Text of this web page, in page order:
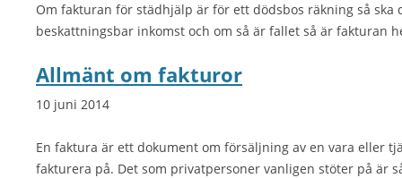
Om fakturan för städhjälp är för ett dödsbos räkning så
beskattningsbar inkomst och om så är fallet så är fakturan
Allmänt om fakturor
10 juni 2014
En faktura är ett dokument om försäljning av en vara eller
fakturera på. Det som privatpersoner vanligen stöter på är